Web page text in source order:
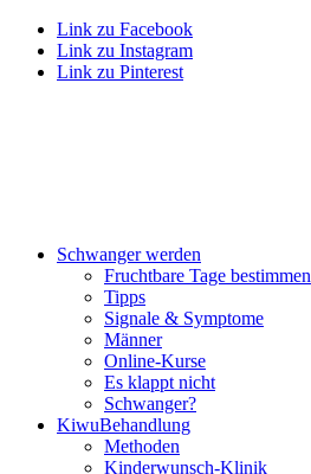
Link zu Facebook
Link zu Instagram
Link zu Pinterest
Schwan­ger wer­den
Frucht­ba­re Tage bestim­men
Tipps
Signa­le & Sym­pto­me
Män­ner
Online-Kur­se
Es klappt nicht
Schwan­ger?
Kiwu­Be­hand­lung
Metho­den
Kin­der­wunsch-Kli­nik